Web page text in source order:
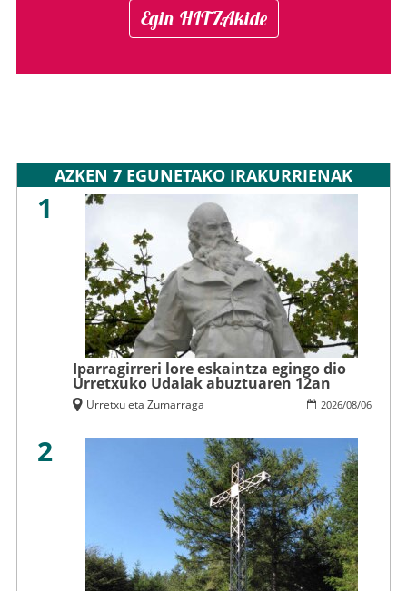
Egin HITZAkide
AZKEN 7 EGUNETAKO IRAKURRIENAK
1
Iparragirreri lore eskaintza egingo dio
Urretxuko Udalak abuztuaren 12an
2026/08/06
Urretxu eta Zumarraga
2